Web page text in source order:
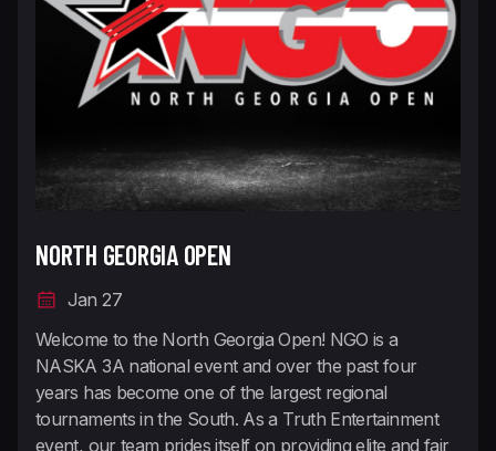
NORTH GEORGIA OPEN
Jan 27
Welcome to the North Georgia Open! ​ NGO is a
NASKA 3A national event and over the past four
years has become one of the largest regional
tournaments in the South. As a Truth Entertainment
event, our team prides itself on providing elite and fair